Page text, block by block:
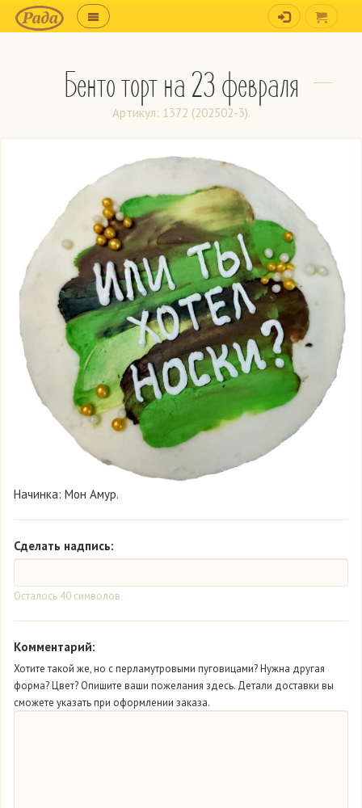
Бенто торт на 23 февраля
Артикул: 1372 (202502-3).
Начинка: Мон Амур.
Сделать надпись:
Осталось 40 символов
Комментарий:
Хотите такой же, но с перламутровыми пуговицами? Нужна другая
форма? Цвет? Опишите ваши пожелания здесь. Детали доставки вы
сможете указать при оформлении заказа.